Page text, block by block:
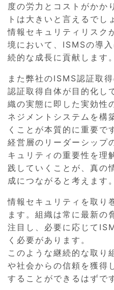
度の労力とコストがかか
トは大きいと言えるでし
情報セキュリティリスク
境において、ISMSの導
続的な成長に貢献します。
また弊社のISMS認証取
認証取得自体が目的化し
織の実態に即した実効性
ネジメントシステムを構
くことが本質的に重要で
経営層のリーダーシップ
キュリティの重要性を理
践していくことが、真の
成につながると考えます。
情報セキュリティを取り
ます。組織は常に最新の
注目し、必要に応じて
く必要があります。
このような継続的な取り
や社会からの信頼を獲得
することができるはずで